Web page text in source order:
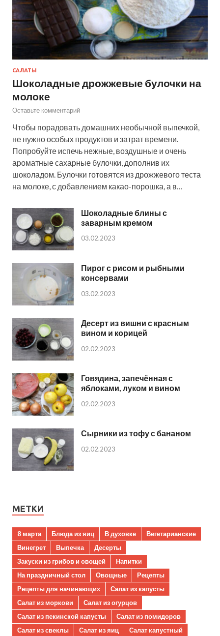
САЛАТЫ
Шоколадные дрожжевые булочки на
молоке
Оставьте комментарий
Чтобы порадовать домашних необычной выпечкой,
не нужно особых продуктов и затрат времени.
Попробуйте испечь нежные, воздушные и очень
ароматные сахарные булочки, дополнив их
шоколадом. Булочки готовятся из дрожжевого теста
на молоке, с добавлением какао-порошка, а в…
Шоколадные блины с
заварным кремом
03.02.2023
Пирог с рисом и рыбными
консервами
03.02.2023
Десерт из вишни с красным
вином и корицей
02.02.2023
Говядина, запечённая с
яблоками, луком и вином
02.02.2023
Сырники из тофу с бананом
02.02.2023
МЕТКИ
8 марта Блюда из яиц В духовке
Вегетарианские
Винегрет
Выпечка
Десерты
Закуски из грибов и овощей
Напитки
На праздничный стол
Овощные
Рецепты
Рецепты для начинающих
Салат из капусты
Салат из моркови
Салат из огурцов
Салат из пекинской капусты
Салат из помидоров
Салат из свеклы
Салат из яиц
Салат капустный